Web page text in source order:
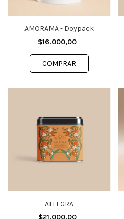
AMORAMA - Doypack
$16.000,00
ALLEGRA
$21.000,00